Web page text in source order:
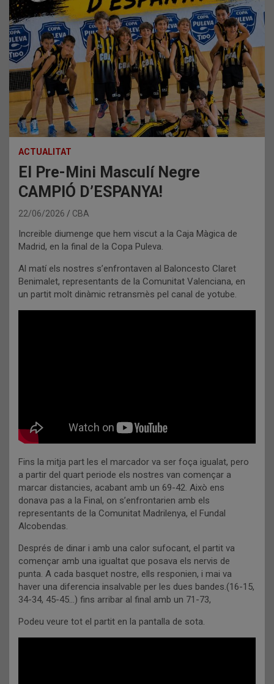
ACTUALITAT
El Pre-Mini Masculí Negre
CAMPIÓ D’ESPANYA!
22/06/2026 CBA
Increible diumenge que hem viscut a la Caja Màgica de
Madrid, en la final de la Copa Puleva.
Al matí els nostres s’enfrontaven al Baloncesto Claret
Benimalet, representants de la Comunitat Valenciana, en
un partit molt dinàmic retransmès pel canal de yotube.
Fins la mitja part les el marcador va ser foça igualat, pero
a partir del quart periode els nostres van començar a
marcar distancies, acabant amb un 69-42. Això ens
donava pas a la Final, on s’enfrontarien amb els
representants de la Comunitat Madrilenya, el Fundal
Alcobendas.
Després de dinar i amb una calor sufocant, el partit va
començar amb una igualtat que posava els nervis de
punta. A cada basquet nostre, ells responien, i mai va
haver una diferencia insalvable per les dues bandes.(16-15,
34-34, 45-45…) fins arribar al final amb un 71-73,
Podeu veure tot el partit en la pantalla de sota.